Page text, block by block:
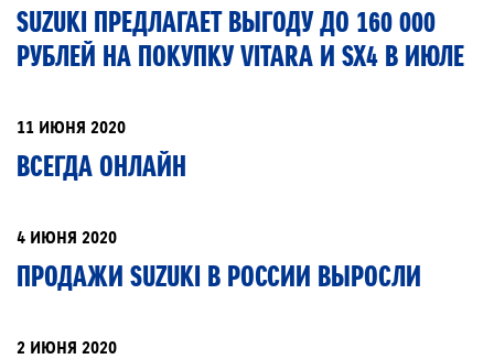
SUZUKI ПРЕДЛАГАЕТ ВЫГОДУ ДО 160 000
РУБЛЕЙ НА ПОКУПКУ VITARA И SX4 В ИЮЛЕ
11 ИЮНЯ 2020
ВСЕГДА ОНЛАЙН
4 ИЮНЯ 2020
ПРОДАЖИ SUZUKI В РОССИИ ВЫРОСЛИ
2 ИЮНЯ 2020